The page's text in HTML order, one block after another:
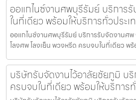
ออแกไนซ์งานศพบุรีรัมย์ บริการ
ในที่เดียว พร้อมให้บริการทั่วประเ
ออแกไนซ์งานศพบุรีรัมย์ บริการรับจัดงานศ
โลงศพ โลงเย็น พวงหรีด ครบจบในที่เดียว พ
บริษัทรับจัดงานไว้อาลัยชัยภูมิ บ
ครบจบในที่เดียว พร้อมให้บริการ